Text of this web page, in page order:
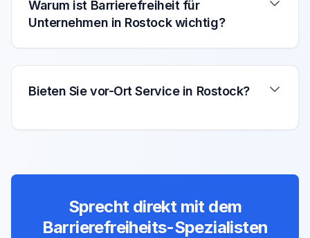
Warum ist Barrierefreiheit für
Unternehmen in Rostock wichtig?
Bieten Sie vor-Ort Service in Rostock?
Sprecht direkt mit dem
Barrierefreiheits-Spezialisten